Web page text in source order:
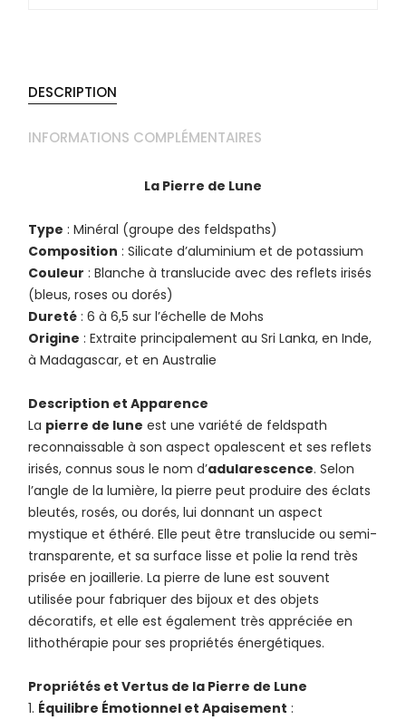
DESCRIPTION
INFORMATIONS COMPLÉMENTAIRES
La Pierre de Lune
Type : Minéral (groupe des feldspaths)
Composition : Silicate d’aluminium et de potassium
Couleur : Blanche à translucide avec des reflets irisés
(bleus, roses ou dorés)
Dureté : 6 à 6,5 sur l’échelle de Mohs
Origine : Extraite principalement au Sri Lanka, en Inde,
à Madagascar, et en Australie
Description et Apparence
La pierre de lune est une variété de feldspath
reconnaissable à son aspect opalescent et ses reflets
irisés, connus sous le nom d’adularescence. Selon
l’angle de la lumière, la pierre peut produire des éclats
bleutés, rosés, ou dorés, lui donnant un aspect
mystique et éthéré. Elle peut être translucide ou semi-
transparente, et sa surface lisse et polie la rend très
prisée en joaillerie. La pierre de lune est souvent
utilisée pour fabriquer des bijoux et des objets
décoratifs, et elle est également très appréciée en
lithothérapie pour ses propriétés énergétiques.
Propriétés et Vertus de la Pierre de Lune
Équilibre Émotionnel et Apaisement :